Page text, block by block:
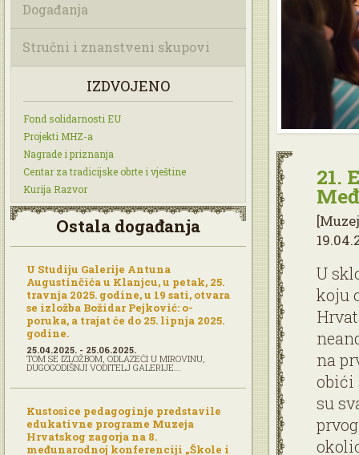
Događanja
Stručni i znanstveni skupovi
IZDVOJENO
Fond solidarnosti EU
Projekti MHZ-a
Nagrade i priznanja
Centar za tradicijske obrte i vještine
Kurija Razvor
Ostala događanja
U Studiju Galerije Antuna
Augustinčića u Klanjcu, u petak, 25.
travnja 2025. godine, u 19 sati, otvara
se izložba Božidar Pejković: o-
poruka, a trajat će do 25. lipnja 2025.
godine.
25.04.2025. - 25.06.2025.
TOM SE IZLOŽBOM, ODLAZEĆI U MIROVINU,
DUGOGODIŠNJI VODITELJ GALERIJE...
Kustosice pedagoginje predstavile
edukativne programe Muzeja
Hrvatskog zagorja na 8.
međunarodnoj konferenciji „Škole i
21.
U
koju
na
obići
su